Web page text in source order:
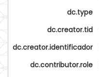
dc.type
dc.creator.tid
dc.creator.identificador
dc.contributor.role